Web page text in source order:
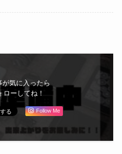
が気に入ったら
ローしてね！
Follow Me